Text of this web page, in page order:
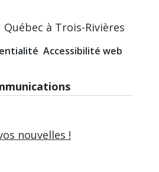
à Trois-Rivières
Accessibilité web
nouvelles !